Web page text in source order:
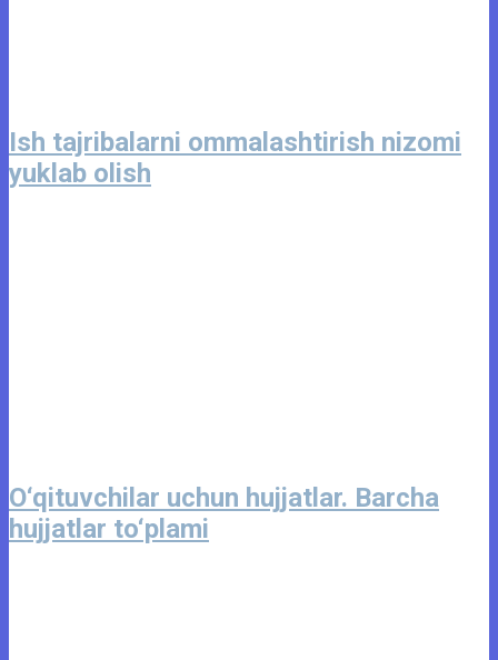
Ish tajribalarni ommalashtirish nizomi
yuklab olish
O‘qituvchilar uchun hujjatlar. Barcha
hujjatlar to‘plami